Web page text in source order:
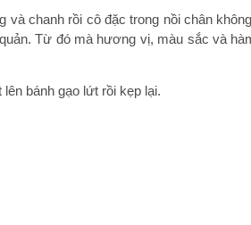
chanh rồi cô đặc trong nồi chân
Từ đó mà hương vị, màu sắc và
bánh gạo lứt rồi kẹp lại.